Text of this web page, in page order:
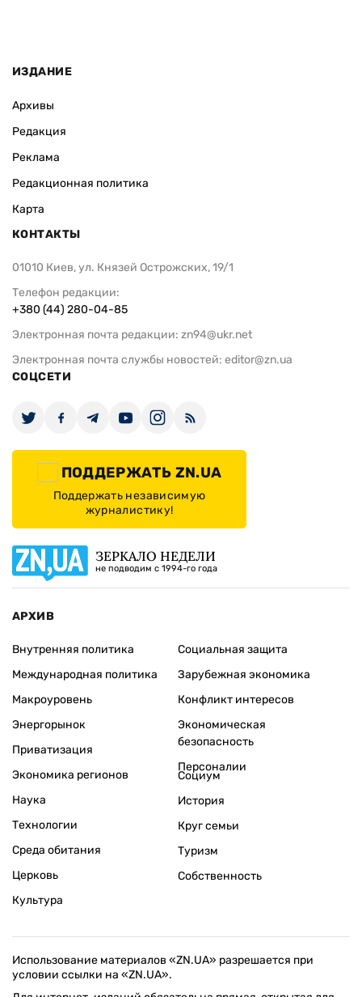
ИЗДАНИЕ
Архивы
Редакция
Реклама
Редакционная политика
Карта
КОНТАКТЫ
01010 Киев, ул. Князей Острожских, 19/1
Телефон редакции:
+380 (44) 280-04-85
Электронная почта редакции: zn94@ukr.net
Электронная почта службы новостей: editor@zn.ua
СОЦСЕТИ
ПОДДЕРЖАТЬ ZN.UA
Поддержать независимую
журналистику!
ЗЕРКАЛО НЕДЕЛИ
не подводим с 1994-го года
АРХИВ
Внутренняя политика
Международная политика
Макроуровень
Энергорынок
Приватизация
Экономика регионов
Социальная защита
Зарубежная экономика
Конфликт интересов
Экономическая
безопасность
Персоналии
Наука
Технологии
Среда обитания
Церковь
Культура
Социум
История
Круг семьи
Туризм
Собственность
Использование материалов «ZN.UA» разрешается при
условии ссылки на «ZN.UA».